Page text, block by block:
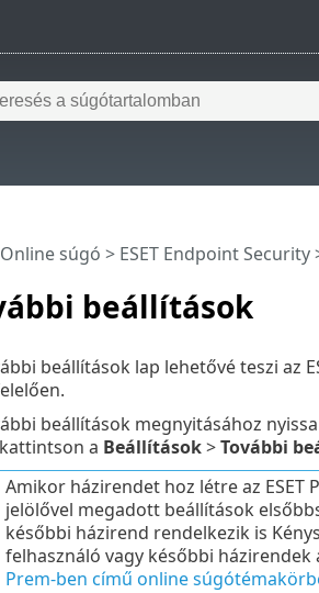
beállítások
Online súgó > ESET Endpoint Security
beállítások lap lehetővé teszi az
beállítások megnyitásához
a Beállítások>További
Amikor házirendet hoz létre az ESET
jelölővel megadott beállítások
későbbi házirend rendelkezik is
felhasználó vagy későbbi
Prem-ben című online